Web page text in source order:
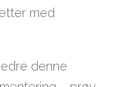
med
denne